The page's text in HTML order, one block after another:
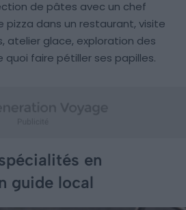
de pâtes avec un chef
pizza dans un restaurant, visite
atelier glace, exploration des
quoi faire pétiller ses papilles.
en
guide local